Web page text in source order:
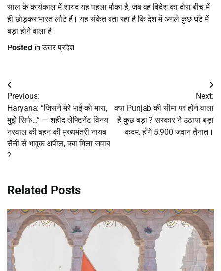
साल के कार्यकाल में शायद यह पहला मौका है, जब वह विदेश का दौरा बीच में
ही छोड़कर भारत लौटे हैं। यह संकेत बता रहा है कि देश में अगले कुछ घंटे में
बड़ा होने वाला है।
Posted inउत्तर प्रदेश
Post
navigation
Previous:
Haryana: “जिसने मेरे भाई को मारा,
मुझे सिर्फ…” — शहीद लेफ्टिनेंट विनय
नरवाल की बहन की मुख्यमंत्री नायब
सैनी से भावुक अपील, क्या मिला जवाब
?
Next:
क्या Punjab की सीमा पर होने वाला
है कुछ बड़ा ? सरकार ने उठाया बड़ा
कदम, होंगे 5,900 जवान तैनात।
Related Posts